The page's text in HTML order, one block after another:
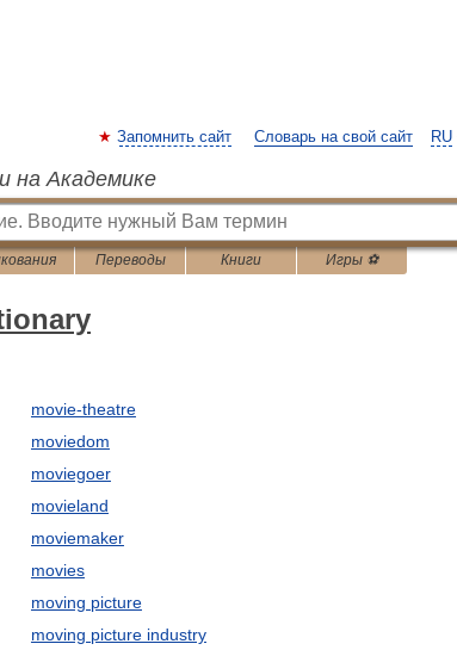
RU
Запомнить сайт Словарь на свой сайт
на Академике
Переводы Книги Игры ⚽
movie-theatre
moviedom
moviegoer
movieland
moviemaker
movies
moving picture
moving picture industry